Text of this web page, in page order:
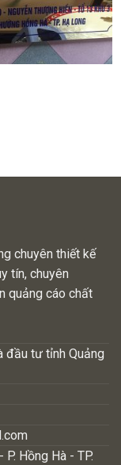
chuyên thiết kế
tín, chuyên
quảng cáo chất
đầu tư tỉnh Quảng
Hồng Hà - TP.